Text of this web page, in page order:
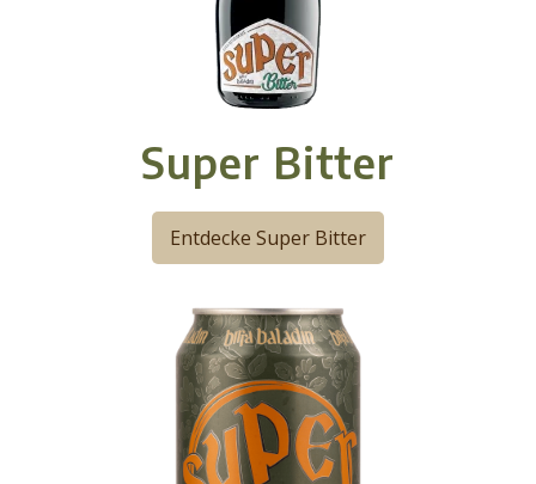
Super Bitter
Entdecke Super Bitter